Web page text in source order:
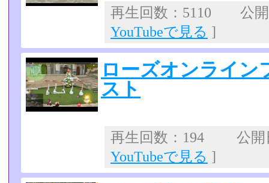
再生回数：5110 公
YouTubeで見る ]
ローズオンライン
スト
再生回数：194 公
YouTubeで見る ]